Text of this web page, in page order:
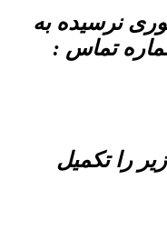
نرسیده به
تماس :
را تکمیل